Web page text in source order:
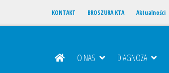
KONTAKT BROSZURA KTA Aktualności
O NAS DIAGNOZA